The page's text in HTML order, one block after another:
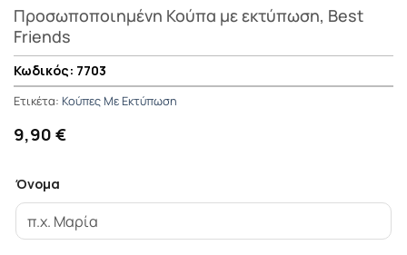
Προσωποποιημένη Κούπα με εκτύπωση, Best
Friends
7703
Ετικέτα: Κούπες Με Εκτύπωση
9,90 €
Όνομα